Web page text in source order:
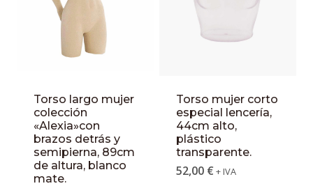
Torso largo mujer
colección
«Alexia»con
brazos detrás y
semipierna, 89cm
de altura, blanco
mate.
Torso mujer corto
especial lencería,
44cm alto,
plástico
transparente.
52,00 € + IVA